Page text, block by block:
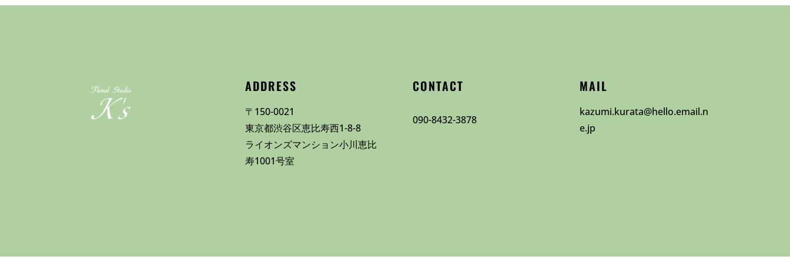
ADDRESS
〒150-0021
東京都渋谷区恵比寿西1-8-8
ライオンズマンション小川恵比
寿1001号室
CONTACT
090-8432-3878
MAIL
kazumi.kurata@hello.email.n
e.jp